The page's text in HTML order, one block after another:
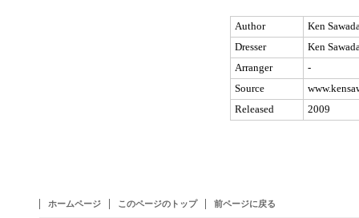
Author
Ken
Dresser
Ken
Arranger
-
Source
Released
2009
ホームページ このページのトップ 前ページに戻る